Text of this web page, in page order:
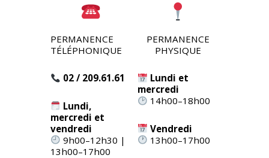
PERMANENCE
TÉLÉPHONIQUE
02 / 209.61.61
Lundi,
mercredi et
vendredi
9h00–12h30 |
13h00–17h00
PERMANENCE
PHYSIQUE
Lundi et
mercredi
14h00–18h00
Vendredi
13h00–17h00